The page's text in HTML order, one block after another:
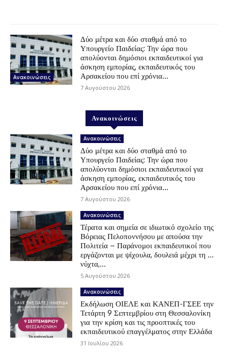
Ανακοινώσεις
Δύο μέτρα και δύο σταθμά από το
Υπουργείο Παιδείας: Την ώρα που
απολύονται δημόσιοι εκπαιδευτικοί για
άσκηση εμπορίας, εκπαιδευτικός του
Αρσακείου που επί χρόνια...
7 Αυγούστου 2026
Ανακοινώσεις
Ανακοινώσεις
Δύο μέτρα και δύο σταθμά από το
Υπουργείο Παιδείας: Την ώρα που
απολύονται δημόσιοι εκπαιδευτικοί για
άσκηση εμπορίας, εκπαιδευτικός του
Αρσακείου που επί χρόνια...
7 Αυγούστου 2026
Ανακοινώσεις
Τέρατα και σημεία σε ιδιωτικό σχολείο της
Βόρειας Πελοποννήσου με απούσα την
Πολιτεία – Παράνομοι εκπαιδευτικοί που
εργάζονται με ψίχουλα, δουλειά μέχρι τη …
νύχτα,...
5 Αυγούστου 2026
Ανακοινώσεις
Εκδήλωση ΟΙΕΛΕ και ΚΑΝΕΠ-ΓΣΕΕ την
Τετάρτη 9 Σεπτεμβρίου στη Θεσσαλονίκη
για την κρίση και τις προοπτικές του
εκπαιδευτικού επαγγέλματος στην Ελλάδα
31 Ιουλίου 2026